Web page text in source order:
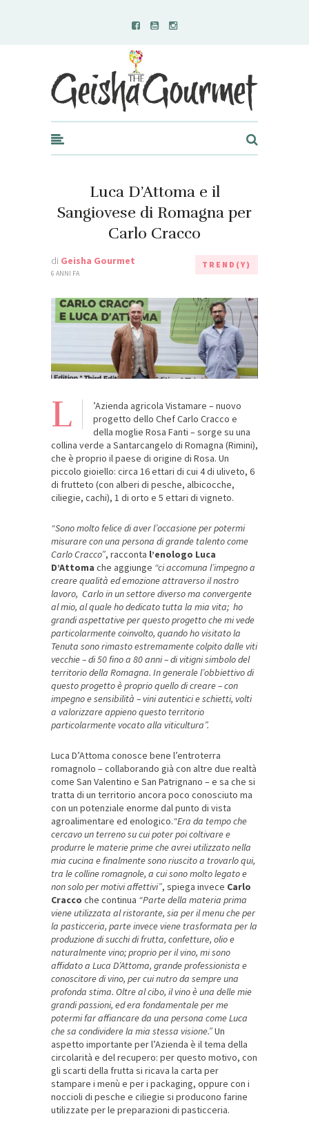
Geisha Gourmet
Luca D’Attoma e il
Sangiovese di Romagna per
Carlo Cracco
di Geisha Gourmet
6 ANNI FA
TREND(Y)
L
’Azienda agricola Vistamare – nuovo
progetto dello Chef Carlo Cracco e
della moglie Rosa Fanti – sorge su una
collina verde a Santarcangelo di Romagna (Rimini),
che è proprio il paese di origine di Rosa. Un
piccolo gioiello: circa 16 ettari di cui 4 di uliveto, 6
di frutteto (con alberi di pesche, albicocche,
ciliegie, cachi), 1 di orto e 5 ettari di vigneto.
“Sono molto felice di aver l’occasione per potermi
misurare con una persona di grande talento come
Carlo Cracco”, racconta l’enologo Luca
D’Attoma che aggiunge “ci accomuna l’impegno a
creare qualità ed emozione attraverso il nostro
lavoro, Carlo in un settore diverso ma convergente
al mio, al quale ho dedicato tutta la mia vita; ho
grandi aspettative per questo progetto che mi vede
particolarmente coinvolto, quando ho visitato la
Tenuta sono rimasto estremamente colpito dalle viti
vecchie – di 50 fino a 80 anni – di vitigni simbolo del
territorio della Romagna. In generale l’obbiettivo di
questo progetto è proprio quello di creare – con
impegno e sensibilità – vini autentici e schietti, volti
a valorizzare appieno questo territorio
particolarmente vocato alla viticultura”.
Luca D’Attoma conosce bene l’entroterra
romagnolo – collaborando già con altre due realtà
come San Valentino e San Patrignano – e sa che si
tratta di un territorio ancora poco conosciuto ma
con un potenziale enorme dal punto di vista
agroalimentare ed enologico.“Era da tempo che
cercavo un terreno su cui poter poi coltivare e
produrre le materie prime che avrei utilizzato nella
mia cucina e finalmente sono riuscito a trovarlo qui,
tra le colline romagnole, a cui sono molto legato e
non solo per motivi affettivi”, spiega invece Carlo
Cracco che continua “Parte della materia prima
viene utilizzata al ristorante, sia per il menu che per
la pasticceria, parte invece viene trasformata per la
produzione di succhi di frutta, confetture, olio e
naturalmente vino; proprio per il vino, mi sono
affidato a Luca D’Attoma, grande professionista e
conoscitore di vino, per cui nutro da sempre una
profonda stima. Oltre al cibo, il vino è una delle mie
grandi passioni, ed era fondamentale per me
potermi far affiancare da una persona come Luca
che sa condividere la mia stessa visione.”Un
aspetto importante per l’Azienda è il tema della
circolarità e del recupero: per questo motivo, con
gli scarti della frutta si ricava la carta per
stampare i menù e per i packaging, oppure con i
noccioli di pesche e ciliegie si producono farine
utilizzate per le preparazioni di pasticceria.